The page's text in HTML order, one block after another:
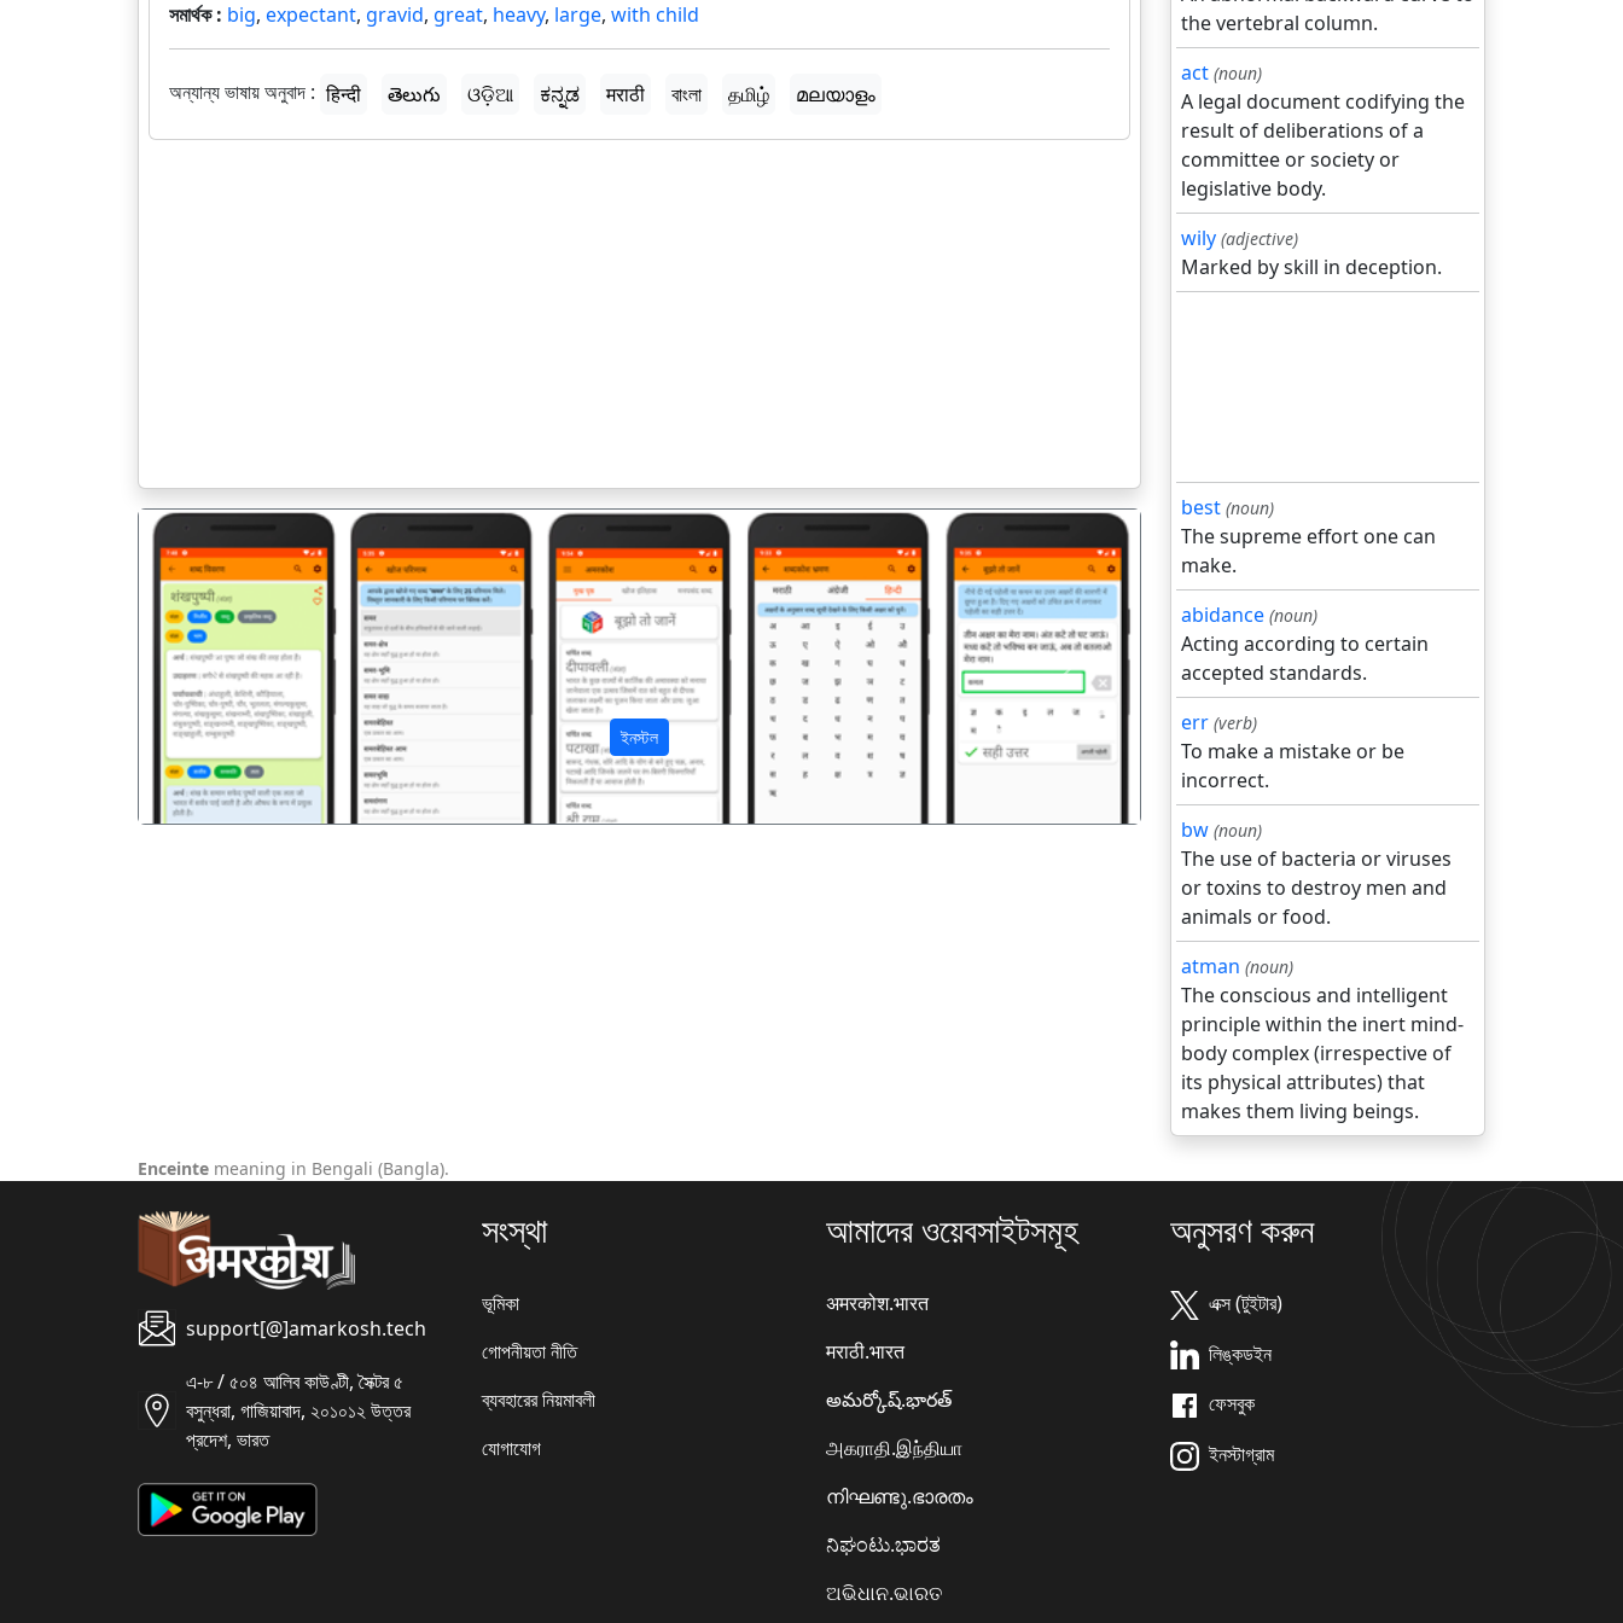
সমার্থক : big, expectant, gravid, great, heavy, large, with child
অন্যান্য ভাষায় অনুবাদ : हिन्दी తెలుగు ଓଡ଼ିଆ ಕನ್ನಡ मराठी বাংলা தமிழ் മലയാളം
ইনস্টল
पिछला अगला
the vertebral column.
act (noun)
A legal document codifying the
result of deliberations of a
committee or society or
legislative body.
wily (adjective)
Marked by skill in deception.
best (noun)
The supreme effort one can
make.
abidance (noun)
Acting according to certain
accepted standards.
err (verb)
To make a mistake or be
incorrect.
bw (noun)
The use of bacteria or viruses
or toxins to destroy men and
animals or food.
atman (noun)
The conscious and intelligent
principle within the inert mind-
body complex (irrespective of
its physical attributes) that
makes them living beings.
Enceinte meaning in Bengali (Bangla).
support[@]amarkosh.tech
এ-৮ / ৫০৪ আলিব কাউণ্টী, সৈক্টর ৫
বসুন্ধরা, গাজিয়াবাদ, ২০১০১২ উত্তর
প্রদেশ, ভারত
সংস্থা
ভূমিকা
গোপনীয়তা নীতি
ব্যবহারের নিয়মাবলী
যোগাযোগ
আমাদের ওয়েবসাইটসমূহ
अमरकोश.भारत
मराठी.भारत
అమర్కోష్.భారత్
அகராதி.இந்தியா
നിഘണ്ടു.ഭാരതം
ನಿಘಂಟು.ಭಾರತ
ଅଭିଧାନ.ଭାରତ
অনুসরণ করুন
এক্স (টুইটার)
লিঙ্কডইন
ফেসবুক
ইনস্টাগ্রাম